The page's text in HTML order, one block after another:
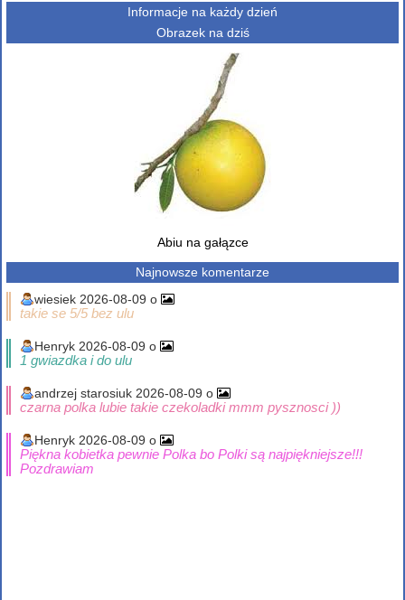
Informacje na każdy dzień
Obrazek na dziś
Abiu na gałązce
Najnowsze komentarze
wiesiek 2026-08-09 o
takie se 5/5 bez ulu
Henryk 2026-08-09 o
1 gwiazdka i do ulu
andrzej starosiuk 2026-08-09 o
czarna polka lubie takie czekoladki mmm pysznosci ))
Henryk 2026-08-09 o
Piękna kobietka pewnie Polka bo Polki są najpiękniejsze!!!
Pozdrawiam